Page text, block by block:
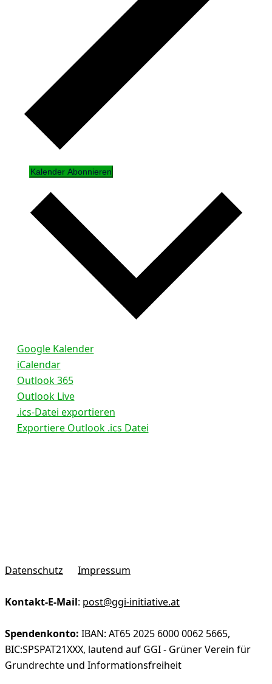
Kalender Abonnieren
Google Kalender
iCalendar
Outlook 365
Outlook Live
.ics-Datei exportieren
Exportiere Outlook .ics Datei
Datenschutz Impressum
Kontakt-E-Mail: post@ggi-initiative.at
Spendenkonto: IBAN: AT65 2025 6000 0062 5665,
BIC:SPSPAT21XXX, lautend auf GGI - Grüner Verein für
Grundrechte und Informationsfreiheit